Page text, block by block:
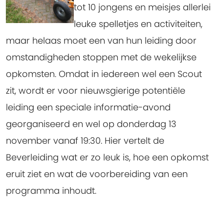
tot 10 jongens en meisjes allerlei
leuke spelletjes en activiteiten,
maar helaas moet een van hun leiding door
omstandigheden stoppen met de wekelijkse
opkomsten. Omdat in iedereen wel een Scout
zit, wordt er voor nieuwsgierige potentiële
leiding een speciale informatie-avond
georganiseerd en wel op donderdag 13
november vanaf 19:30. Hier vertelt de
Beverleiding wat er zo leuk is, hoe een opkomst
eruit ziet en wat de voorbereiding van een
programma inhoudt.